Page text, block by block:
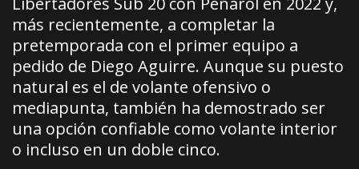
más recientemente, a completar la
pretemporada con el primer equipo a
pedido de Diego Aguirre. Aunque su puesto
natural es el de volante ofensivo o
mediapunta, también ha demostrado ser
una opción confiable como volante interior
o incluso en un doble cinco.